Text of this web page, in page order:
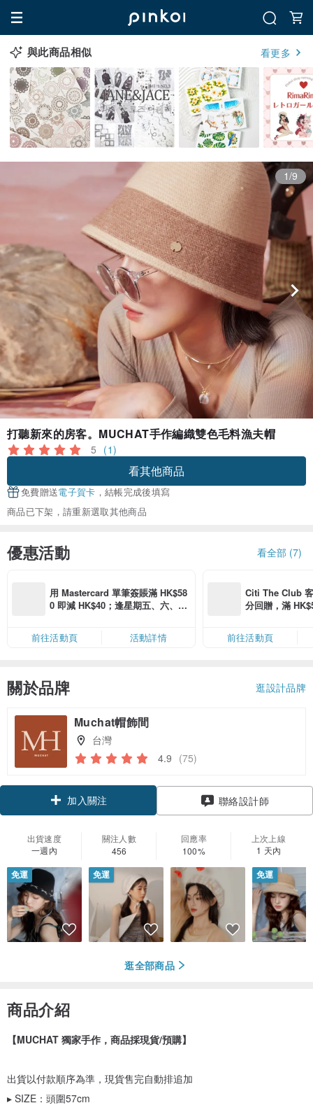
與此商品相似 看更多
1/9
打聽新來的房客。MUCHAT手作編織雙色毛料漁夫帽
5 (1)
看其他商品
免費贈送電子賀卡 ，結帳完成後填寫
商品已下架，請重新選取其他商品
優惠活動 看全部 (7)
用 Mastercard 單筆簽賬滿 HK$58
0 即減 HK$40；逢星期五、六、日
限，額滿即止，僅限「常用信用
卡」結帳）
前往活動頁 活動詳情
Citi The Club
分回贈，滿
前往活動頁
關於品牌 逛設計品牌
Muchat帽飾間
台灣
4.9 (75)
加入關注 聯絡設計師
出貨速度
一週內
關注人數
456
回應率
100%
上次上線
1 天內
免運 免運 免運
逛全部商品
商品介紹
【MUCHAT 獨家手作，商品採現貨/預購】
出貨以付款順序為準，現貨售完自動排追加
▸ SIZE：頭圍57cm